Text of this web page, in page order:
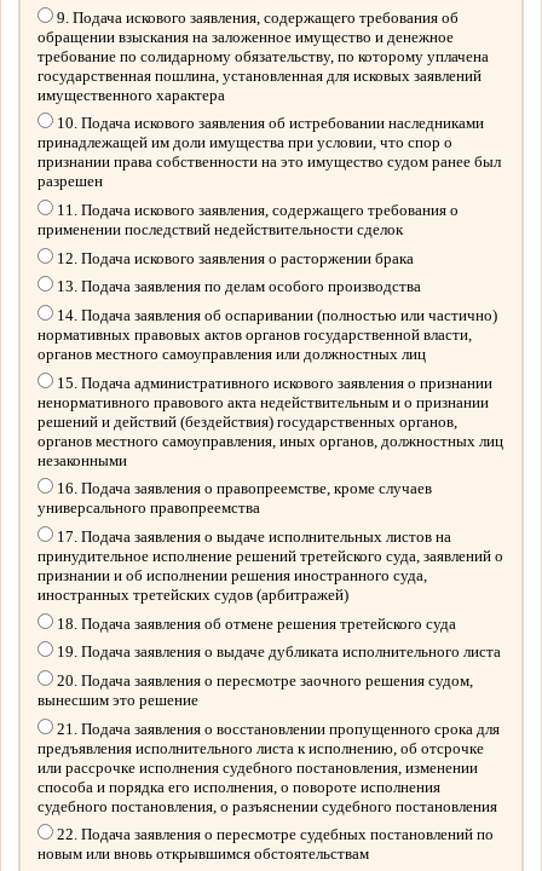
9. Подача искового заявления, содержащего требования об
обращении взыскания на заложенное имущество и денежное
требование по солидарному обязательству, по которому уплачена
государственная пошлина, установленная для исковых заявлений
имущественного характера
10. Подача искового заявления об истребовании наследниками
принадлежащей им доли имущества при условии, что спор о
признании права собственности на это имущество судом ранее был
разрешен
11. Подача искового заявления, содержащего требования о
применении последствий недействительности сделок
12. Подача искового заявления о расторжении брака
13. Подача заявления по делам особого производства
14. Подача заявления об оспаривании (полностью или частично)
нормативных правовых актов органов государственной власти,
органов местного самоуправления или должностных лиц
15. Подача административного искового заявления о признании
ненормативного правового акта недействительным и о признании
решений и действий (бездействия) государственных органов,
органов местного самоуправления, иных органов, должностных лиц
незаконными
16. Подача заявления о правопреемстве, кроме случаев
универсального правопреемства
17. Подача заявления о выдаче исполнительных листов на
принудительное исполнение решений третейского суда, заявлений о
признании и об исполнении решения иностранного суда,
иностранных третейских судов (арбитражей)
18. Подача заявления об отмене решения третейского суда
19. Подача заявления о выдаче дубликата исполнительного листа
20. Подача заявления о пересмотре заочного решения судом,
вынесшим это решение
21. Подача заявления о восстановлении пропущенного срока для
предъявления исполнительного листа к исполнению, об отсрочке
или рассрочке исполнения судебного постановления, изменении
способа и порядка его исполнения, о повороте исполнения
судебного постановления, о разъяснении судебного постановления
22. Подача заявления о пересмотре судебных постановлений по
новым или вновь открывшимся обстоятельствам